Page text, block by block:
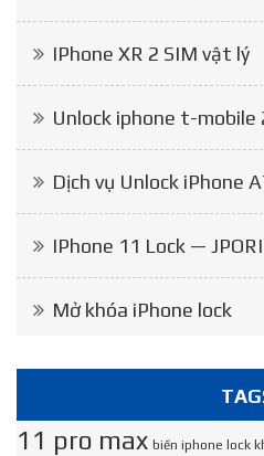
IPhone XR 2 SIM vật lý
Unlock iphone t-mobile
Dịch vụ Unlock iPhone
IPhone 11 Lock — JPORI
Mở khóa iPhone lock
11 pro max biến iphone lock